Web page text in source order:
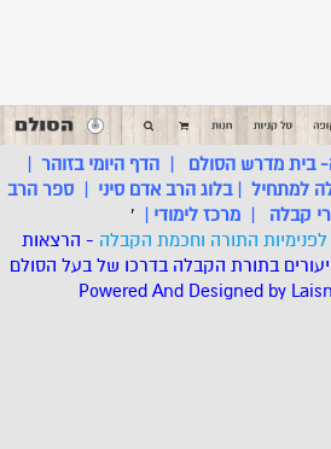
בית מדרש הסולם |הדף היומי בזוהר |
למתחיל |בלוג הרב אדם סיני |ספר הרב
קבלה | מרכז לימודי |
'
התורה וחכמת הקבלה - הרצאות
בתורת הקבלה בדרכו של בעל הסולם
Powered And Designed by